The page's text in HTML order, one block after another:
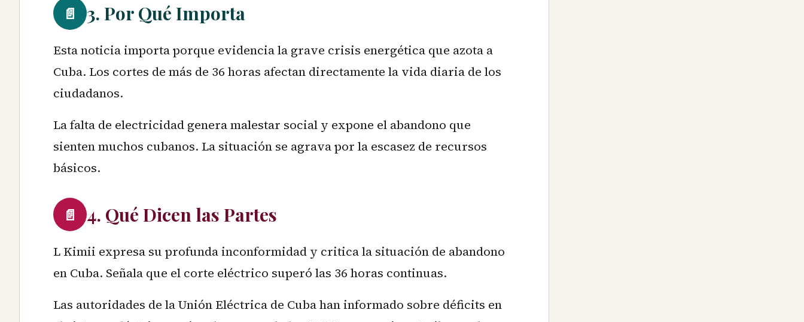
📄 3. Por Qué Importa
Esta noticia importa porque evidencia la grave crisis energética que azota a
Cuba. Los cortes de más de 36 horas afectan directamente la vida diaria de los
ciudadanos.
La falta de electricidad genera malestar social y expone el abandono que
sienten muchos cubanos. La situación se agrava por la escasez de recursos
básicos.
📄 4. Qué Dicen las Partes
L Kimii expresa su profunda inconformidad y critica la situación de abandono
en Cuba. Señala que el corte eléctrico superó las 36 horas continuas.
Las autoridades de la Unión Eléctrica de Cuba han informado sobre déficits en